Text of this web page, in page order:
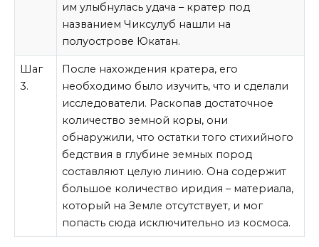
им улыбнулась удача – кратер под
названием Чиксулуб нашли на
полуострове Юкатан.
Шаг
3.
После нахождения кратера, его
необходимо было изучить, что и сделали
исследователи. Раскопав достаточное
количество земной коры, они
обнаружили, что остатки того стихийного
бедствия в глубине земных пород
составляют целую линию. Она содержит
большое количество иридия – материала,
который на Земле отсутствует, и мог
попасть сюда исключительно из космоса.